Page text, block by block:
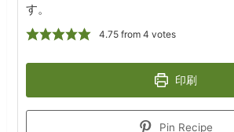
す。
4.75from 4 votes
印刷
Pin Recipe